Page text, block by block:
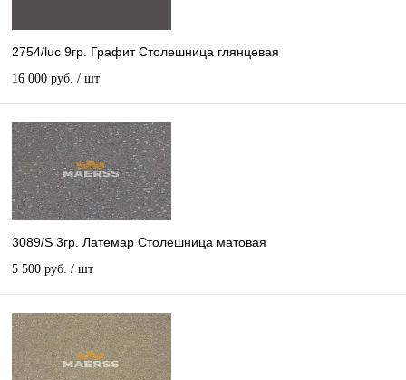
2754/luc 9гр. Графит Столешница глянцевая
16 000 руб. / шт
3089/S 3гр. Латемар Столешница матовая
5 500 руб. / шт